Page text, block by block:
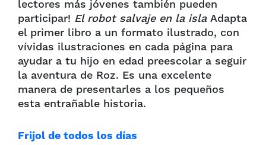
lectores más jóvenes también pueden
participar! El robot salvaje en la isla Adapta
el primer libro a un formato ilustrado, con
vívidas ilustraciones en cada página para
ayudar a tu hijo en edad preescolar a seguir
la aventura de Roz. Es una excelente
manera de presentarles a los pequeños
esta entrañable historia.
Frijol de todos los días